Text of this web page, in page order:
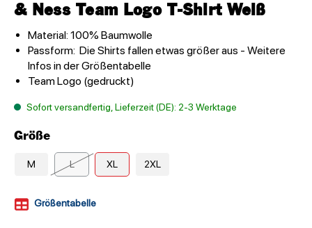
& Ness Team Logo T-Shirt Weiß
Material: 100% Baumwolle
Passform: Die Shirts fallen etwas größer aus - Weitere
Infos in der Größentabelle
Team Logo (gedruckt)
Sofort versandfertig, Lieferzeit (DE): 2-3 Werktage
Größe
M L XL 2XL
Größentabelle